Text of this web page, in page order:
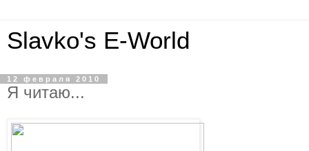
Slavko's E-World
12 февраля 2010
Я читаю...